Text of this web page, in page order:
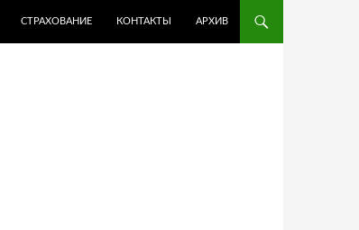
СТРАХОВАНИЕ КОНТАКТЫ АРХИВ